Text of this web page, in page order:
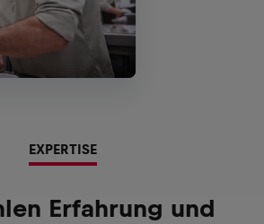
EXPERTISE
Erfahrung und